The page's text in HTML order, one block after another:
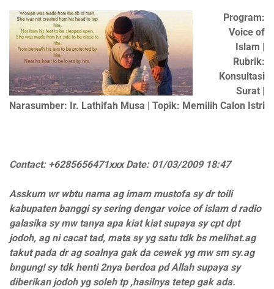
Program:
Voice of
Islam |
Rubrik:
Konsultasi
Surat |
Narasumber: Ir. Lathifah Musa | Topik: Memilih Calon Istri
Contact: +6285656471xxx Date: 01/03/2009 18:47
Asskum wr wbtu nama ag imam mustofa sy dr toili
kabupaten banggi sy sering dengar voice of islam d radio
galasika sy mw tanya apa kiat kiat supaya sy cpt dpt
jodoh, ag ni cacat tad, mata sy yg satu tdk bs melihat.ag
takut pada dr ag soalnya gak da cewek yg mw sm sy.ag
bngung! sy tdk henti 2nya berdoa pd Allah supaya sy
diberikan jodoh yg soleh tp ,hasilnya tetep gak ada.